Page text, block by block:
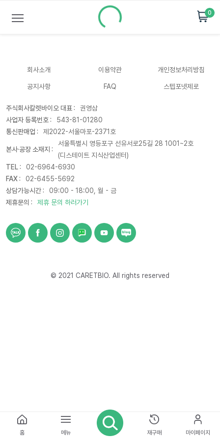
0
홈 메뉴 재구매 마이페이지
회사소개 이용약관 개인정보처리방침
공지사항 FAQ 스텝포넷제로
주식회사칼렛바이오 대표 :
권영삼
사업자 등록번호 :
543-81-01280
통신판매업 :
제2022-서울마포-2371호
본사·공장 소재지 :
서울특별시 영등포구 선유서로25길 28 1001~2호
(디스테이트 지식산업센터)
TEL :
02-6964-6930
FAX :
02-6455-5692
상담가능시간 :
09:00 - 18:00, 월 - 금
제휴문의 :
제휴 문의 하러가기
© 2021 CARETBIO. All rights reserved